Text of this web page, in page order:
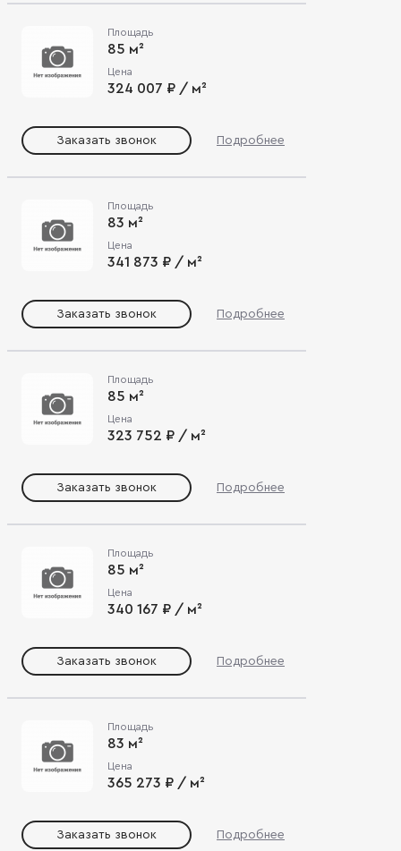
Площадь
85 м²
Цена
324 007 ₽ / м²
Заказать звонок Подробнее
Площадь
83 м²
Цена
341 873 ₽ / м²
Заказать звонок Подробнее
Площадь
85 м²
Цена
323 752 ₽ / м²
Заказать звонок Подробнее
Площадь
85 м²
Цена
340 167 ₽ / м²
Заказать звонок Подробнее
Площадь
83 м²
Цена
365 273 ₽ / м²
Заказать звонок Подробнее